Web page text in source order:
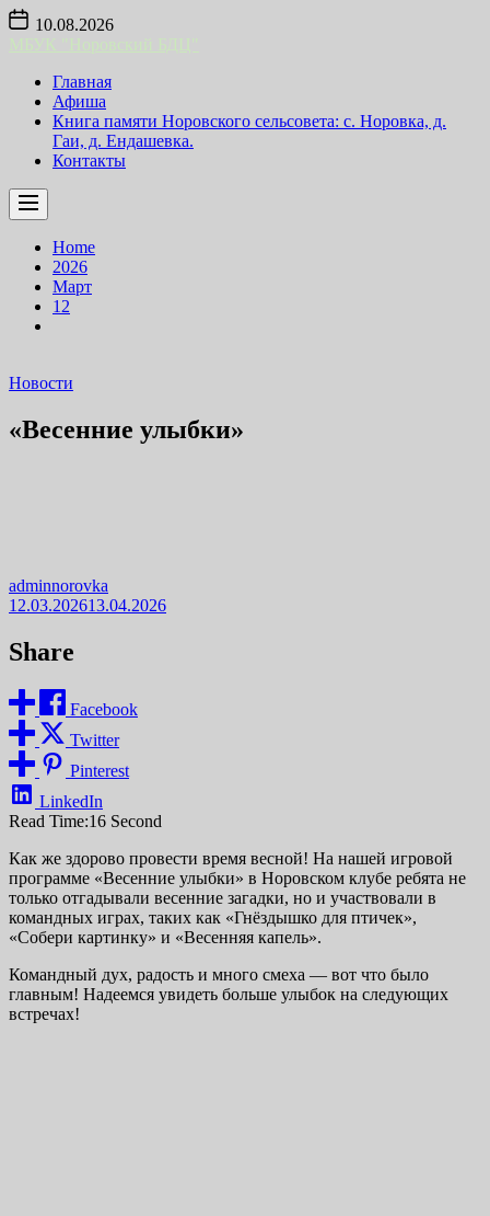
Skip
content
10.08.2026
Главная
Афиша
Книга памяти Норовского сельсовета: с. Норовка, д.
Гаи, д. Ендашевка.
Контакты
Home
2026
Март
12
Новости
«Весенние улыбки»
adminnorovka
12.03.202613.04.2026
Share
Facebook
Twitter
Pinterest
LinkedIn
Read Time:16 Second
Как же здорово провести время весной! На нашей игровой
программе «Весенние улыбки» в Норовском клубе ребята не
только отгадывали весенние загадки, но и участвовали в
командных играх, таких как «Гнёздышко для птичек»,
«Собери картинку» и «Весенняя капель».
Командный дух, радость и много смеха — вот что было
главным! Надеемся увидеть больше улыбок на следующих
встречах!